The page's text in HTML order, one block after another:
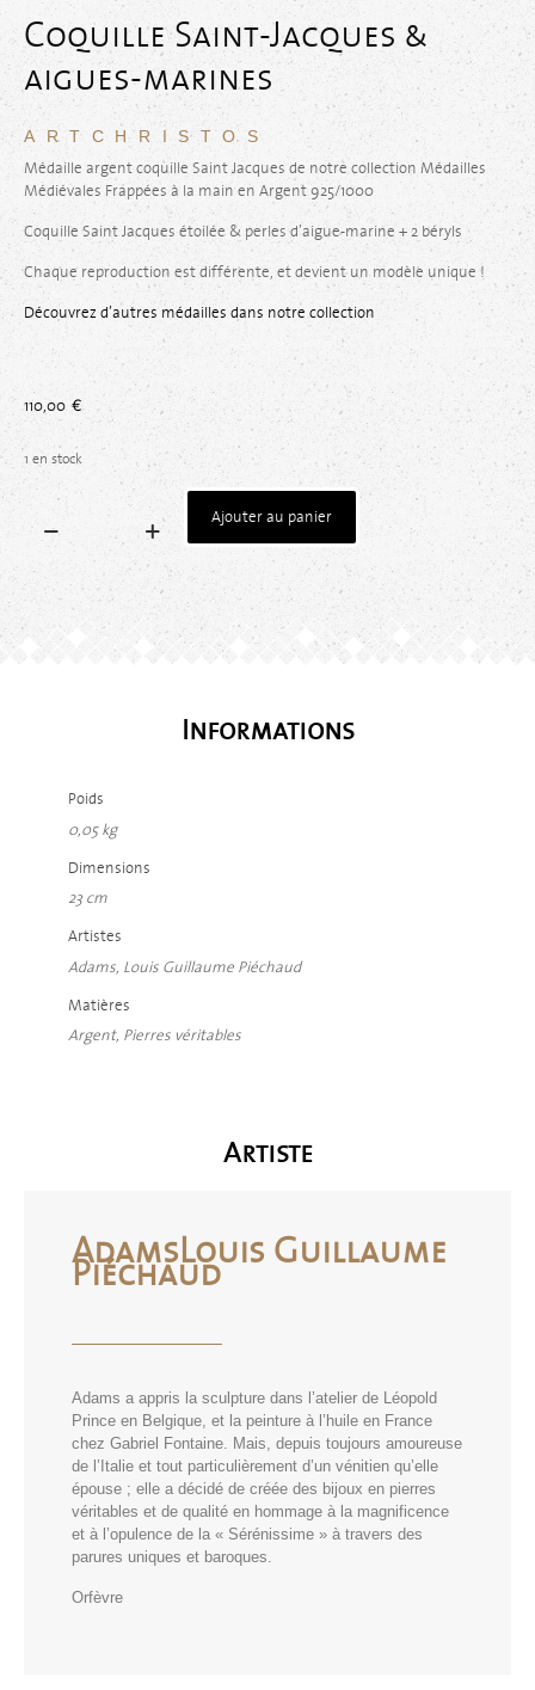
Coquille Saint-Jacques &
aigues-marines
ARTCHRISTOS
Médaille argent coquille Saint Jacques de notre collection Médailles
Médiévales Frappées à la main en Argent 925/1000
Coquille Saint Jacques étoilée & perles d’aigue-marine + 2 béryls
Chaque reproduction est différente, et devient un modèle unique !
Découvrez d’autres médailles dans notre collection
110,00 €
1 en stock
Ajouter au panier
Informations
Poids
0,05 kg
Dimensions
23 cm
Artistes
Adams, Louis Guillaume Piéchaud
Matières
Argent, Pierres véritables
Artiste
AdamsLouis Guillaume
Piéchaud
Adams a appris la sculpture dans l’atelier de Léopold
Prince en Belgique, et la peinture à l’huile en France
chez Gabriel Fontaine. Mais, depuis toujours amoureuse
de l’Italie et tout particulièrement d’un vénitien qu’elle
épouse ; elle a décidé de créée des bijoux en pierres
véritables et de qualité en hommage à la magnificence
et à l’opulence de la « Sérénissime » à travers des
parures uniques et baroques.
Orfèvre